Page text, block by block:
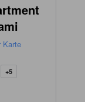
Karte
+5